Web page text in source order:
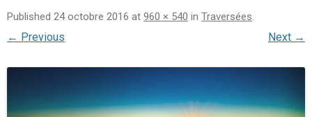
Published 24 octobre 2016 at 960 × 540 in Traversées.
← Previous Next →